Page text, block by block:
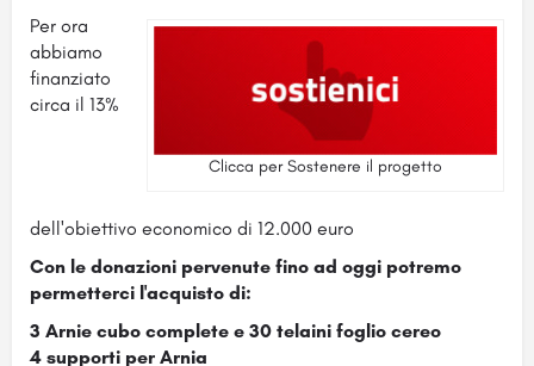
Clicca per Sostenere il progetto
Per ora
abbiamo
finanziato
circa il 13%
dell'obiettivo economico di 12.000 euro
Con le donazioni pervenute fino ad oggi potremo
permetterci l'acquisto di:
3 Arnie cubo complete e 30 telaini foglio cereo
4 supporti per Arnia